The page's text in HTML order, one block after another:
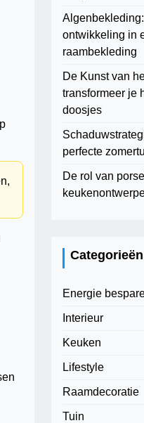
ontwikkeling in
raambekleding
De Kunst van
transformeer je
doosjes
perfecte
De rol van
Categorieën
Energie
Interieur
Keuken
Lifestyle
Raamdecoratie
Tuin